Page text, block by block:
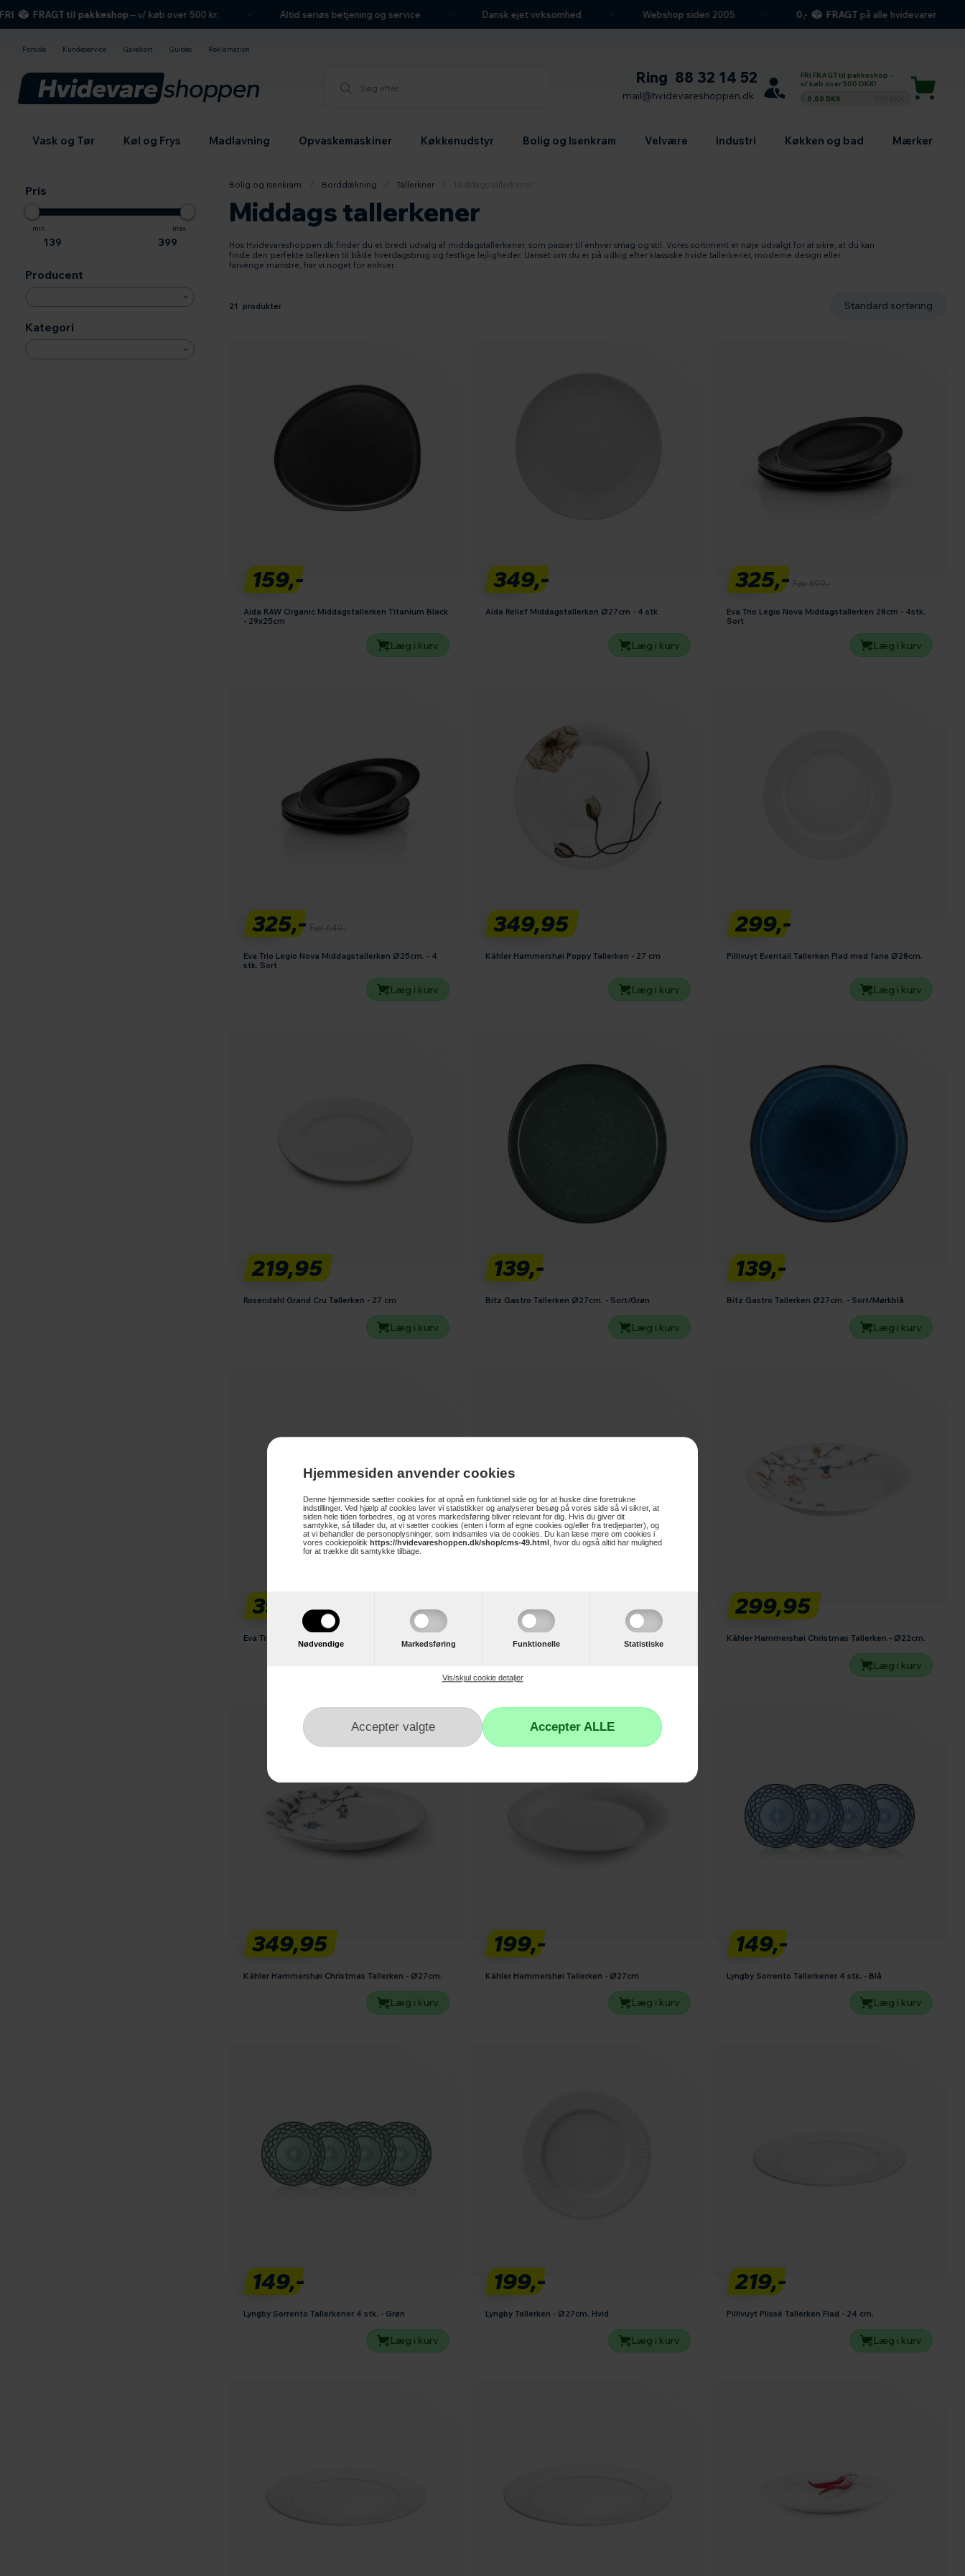
Hjemmesiden anvender cookies
Denne hjemmeside sætter cookies for at opnå en funktionel side og for at huske dine foretrukne
indstillinger. Ved hjælp af cookies laver vi statistikker og analyserer besøg på vores side så vi sikrer, at
siden hele tiden forbedres, og at vores markedsføring bliver relevant for dig. Hvis du giver dit
samtykke, så tillader du, at vi sætter cookies (enten i form af egne cookies og/eller fra tredjeparter), og
at vi behandler de personoplysninger, som indsamles via de cookies. Du kan læse mere om cookies i
vores cookiepolitik https://hvidevareshoppen.dk/shop/cms-49.html , hvor du også altid har mulighed
for at trække dit samtykke tilbage.
Nødvendige Markedsføring Funktionelle Statistiske
Vis/skjul cookie detaljer
FRAGT til pakkeshop– v/ køb over 500 kr. Altid seriøs betjening og service Dansk ejet virksomhed Webshop siden 2005 FRAGTpå alle hvidevarer
Forside Kundeservice Gavekort Guides Reklamation
Ring 88 32 14 52
mail@hvidevareshoppen.dk
FRI FRAGT til pakkeshop -
v/ køb over 500 DKK!
0,00 DKK
Vask og Tør Køl og Frys Madlavning Opvaskemaskiner Køkkenudstyr Bolig og Isenkram Velvære Industri Køkken og bad Mærker
Pris
Producent
Kategori
Bolig og Isenkram Borddækning Tallerkner Middags tallerkener
Middags tallerkener
Hos Hvidevareshoppen.dk finder du et bredt udvalg af middagstallerkener, som passer til enhver smag og stil. Vores sortiment er nøje udvalgt for at sikre, at du kan
finde den perfekte tallerken til både hverdagsbrug og festlige lejligheder. Uanset om du er på udkig efter klassiske hvide tallerkener, moderne design eller
farverige mønstre, har vi noget for enhver.
21 produkter
159,-
Aida RAW Organic Middagstallerken Titanium Black
- 29x25cm
Læg i kurv
349,-
Aida Relief Middagstallerken Ø27cm - 4 stk
Læg i kurv
325,- Før 699,-
Eva Trio Legio Nova Middagstallerken 28cm - 4stk.
Sort
Læg i kurv
325,- Før 649,-
Eva Trio Legio Nova Middagstallerken Ø25cm. - 4
stk. Sort
Læg i kurv
349,95
Kähler Hammershøi Poppy Tallerken - 27 cm
Læg i kurv
299,-
Pillivuyt Eventail Tallerken Flad med fane Ø28cm.
Læg i kurv
219,95
Rosendahl Grand Cru Tallerken - 27 cm
Læg i kurv
139,-
Bitz Gastro Tallerken Ø27cm. - Sort/Grøn
Læg i kurv
139,-
Bitz Gastro Tallerken Ø27cm. - Sort/Mørkblå
Læg i kurv
399,-
Eva Trio Legio Nova Middagstallerken 25 cm - 4 stk.
399,- 299,95
Kähler Hammershøi Christmas Tallerken - Ø22cm.
Læg i kurv
349,95
Kähler Hammershøi Christmas Tallerken - Ø27cm.
Læg i kurv
199,-
Kähler Hammershøi Tallerken - Ø27cm
Læg i kurv
149,-
Lyngby Sorrento Tallerkener 4 stk. - Blå
Læg i kurv
149,-
Lyngby Sorrento Tallerkener 4 stk. - Grøn
Læg i kurv
199,-
Lyngby Tallerken - Ø27cm. Hvid
Læg i kurv
219,-
Pillivuyt Plissé Tallerken Flad - 24 cm.
Læg i kurv